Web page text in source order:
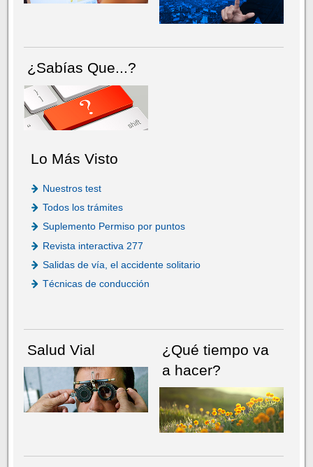
¿Sabías Que...?
Lo Más Visto
Nuestros test
Todos los trámites
Suplemento Permiso por puntos
Revista interactiva 277
Salidas de vía, el accidente solitario
Técnicas de conducción
Salud Vial
¿Qué tiempo va
a hacer?